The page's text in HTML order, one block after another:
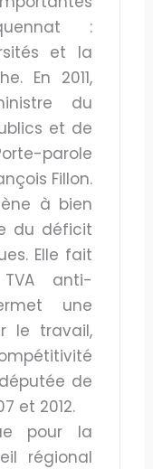
:
et la
En 2011,
du
et de
parole
Fillon.
à bien
du déficit
Elle fait
anti-
une
le travail,
de
et 2012.
pour la
régional